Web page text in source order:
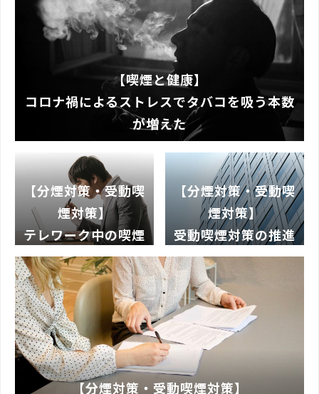
【喫煙と健康】
コロナ禍によるストレスでタバコを吸う本数
が増えた
【分煙対策・受動喫
煙対策】
テレワーク中の喫煙
は認めるべきか？禁
煙を求めるべきか？
【分煙対策・受動喫
煙対策】
受動喫煙対策の推進
のため職業安定法施
行規則の一部が改
正！
【分煙対策・受動喫煙対策】